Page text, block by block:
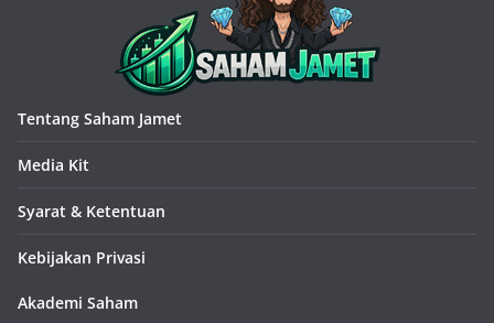
Tentang Saham Jamet
Media Kit
Syarat & Ketentuan
Kebijakan Privasi
Akademi Saham